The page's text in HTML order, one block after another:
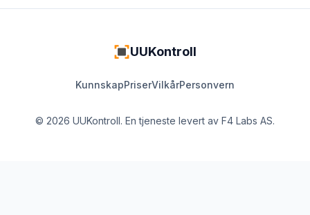
UUKontroll
KunnskapPriserVilkårPersonvern
© 2026 UUKontroll. En tjeneste levert av F4 Labs AS.